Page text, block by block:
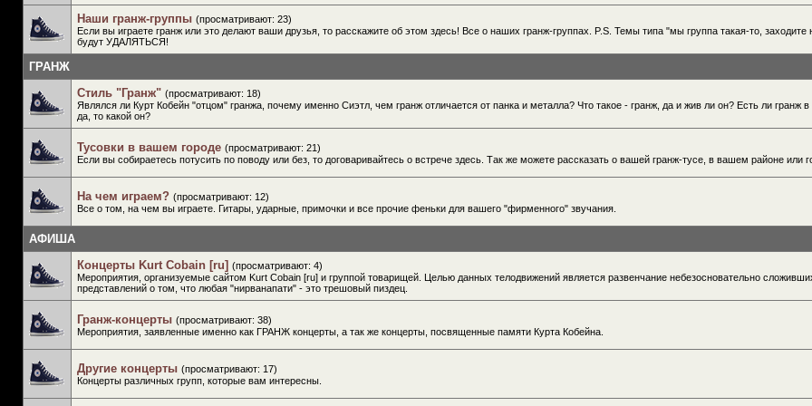
Наши гранж-группы (просматривают: 23)
Если вы играете гранж или это делают ваши друзья, то расскажите об этом здесь! Все о наших гранж-группах. P.S. Темы типа "мы группа такая-то, заходите
будут УДАЛЯТЬСЯ!
ГРАНЖ
Стиль "Гранж" (просматривают: 18)
Являлся ли Курт Кобейн "отцом" гранжа, почему именно Сиэтл, чем гранж отличается от панка и металла? Что такое - гранж, да и жив ли он? Есть ли гранж
да, то какой он?
Тусовки в вашем городе (просматривают: 21)
Если вы собираетесь потусить по поводу или без, то договаривайтесь о встрече здесь. Так же можете рассказать о вашей гранж-тусе, в вашем районе или
На чем играем? (просматривают: 12)
Все о том, на чем вы играете. Гитары, ударные, примочки и все прочие феньки для вашего "фирменного" звучания.
АФИША
Концерты Kurt Cobain [ru] (просматривают: 4)
Мероприятия, организуемые сайтом Kurt Cobain [ru] и группой товарищей. Целью данных телодвижений является развенчание небезосновательно
представлений о том, что любая "нирванапати" - это трешовый пиздец.
Гранж-концерты (просматривают: 38)
Мероприятия, заявленные именно как ГРАНЖ концерты, а так же концерты, посвященные памяти Курта Кобейна.
Другие концерты (просматривают: 17)
Концерты различных групп, которые вам интересны.